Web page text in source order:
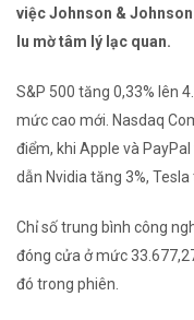
việc Johnson &
lu mờ tâm lý lạc quan.
S&P 500 tăng 0,33% lên
mức cao mới. Nasdaq
điểm, khi Apple và
dẫn Nvidia tăng 3%, Tesla
Chỉ số trung bình công
đóng cửa ở mức
đó trong phiên.